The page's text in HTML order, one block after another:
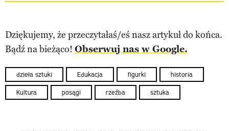
Dziękujemy, że przeczytałaś/eś nasz artykuł do końca.
Bądź na bieżąco! Obserwuj nas w Google.
dzieła sztuki Edukacja figurki historia
Kultura posągi rzeźba sztuka